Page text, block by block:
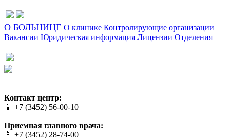
О БОЛЬНИЦЕ О клинике Контролирующие организации
Вакансии Юридическая информация Лицензии Отделения
Контакт центр:
📱 +7 (3452) 56-00-10
Приемная главного врача:
📱 +7 (3452) 28-74-00